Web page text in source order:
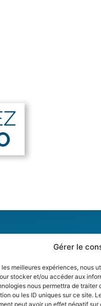
Gérer le
les meilleures expériences, nous
stocker et/ou accéder aux
nous permettra de traiter
ou les ID uniques sur ce site.
peut avoir un effet négatif
Mobile
EasyCaseEPC
WasteD2D App